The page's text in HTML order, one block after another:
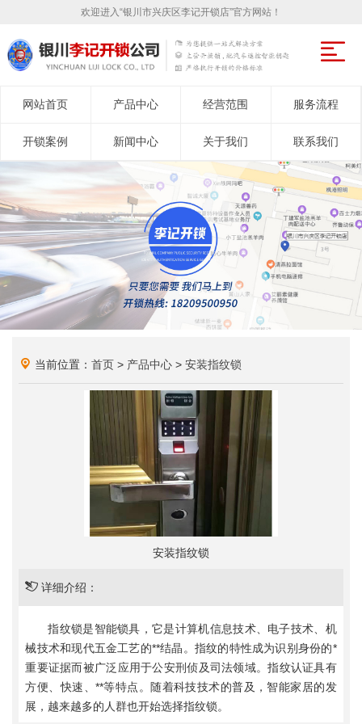
欢迎进入“银川市兴庆区李记开锁店”官方网站！
网站首页 产品中心 经营范围 服务流程
开锁案例 新闻中心 关于我们 联系我们
当前位置：首页 > 产品中心 >安装指纹锁
安装指纹锁
详细介绍：
指纹锁是智能锁具，它是计算机信息技术、电子技术、机
械技术和现代五金工艺的**结晶。指纹的特性成为识别身份的*
重要证据而被广泛应用于公安刑侦及司法领域。指纹认证具有
方便、快速、**等特点。随着科技技术的普及，智能家居的发
展，越来越多的人群也开始选择指纹锁。